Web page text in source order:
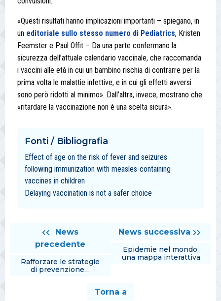
«Questi risultati hanno implicazioni importanti – spiegano, in
un editoriale sullo stesso numero di Pediatrics, Kristen
Feemster e Paul Offit – Da una parte confermano la
sicurezza dell’attuale calendario vaccinale, che raccomanda
i vaccini alle età in cui un bambino rischia di contrarre per la
prima volta le malattie infettive, e in cui gli effetti avversi
sono però ridotti al minimo». Dall’altra, invece, mostrano che
«ritardare la vaccinazione non è una scelta sicura».
Fonti / Bibliografia
Effect of age on the risk of fever and seizures
following immunization with measles-containing
vaccines in children
Delaying vaccination is not a safer choice
News
precedente
Rafforzare le strategie
di prevenzione…
News successiva
Epidemie nel mondo,
una mappa interattiva
Torna a